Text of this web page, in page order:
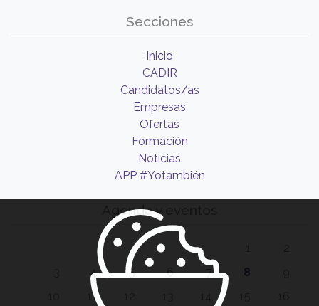
Secciones
Inicio
CADIR
Candidatos/as
Empresas
Ofertas
Formación
Noticias
APP #Yotambién
Agenda y eventos
4 5 6 7 8
11